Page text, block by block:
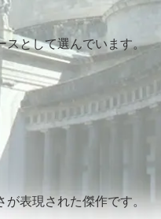
スとして選んでいます。
表現された傑作です。